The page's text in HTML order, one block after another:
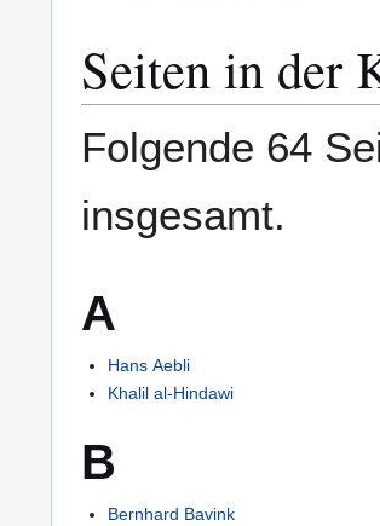
Seiten in der
Folgende 64
insgesamt.
A
Hans Aebli
Khalil al-Hindawi
B
Bernhard Bavink